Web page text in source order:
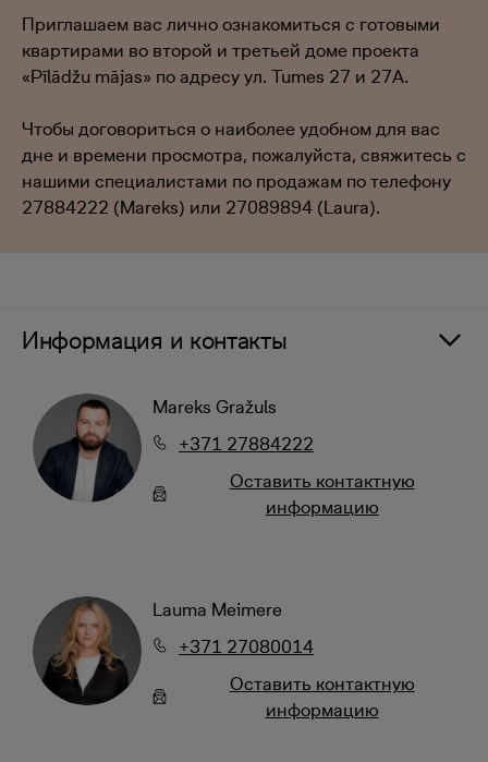
Приглашаем вас лично ознакомиться с готовыми
квартирами во второй и третьей доме проекта
«Pīlādžu mājas» по адресу ул. Tumes 27 и 27A.
Чтобы договориться о наиболее удобном для вас
дне и времени просмотра, пожалуйста, свяжитесь с
нашими специалистами по продажам по телефону
27884222 (Mareks) или 27089894 (Laura).
Информация и контакты
Mareks Gražuls
+371 27884222
Oставить контактную
информацию
Lauma Meimere
+371 27080014
Oставить контактную
информацию